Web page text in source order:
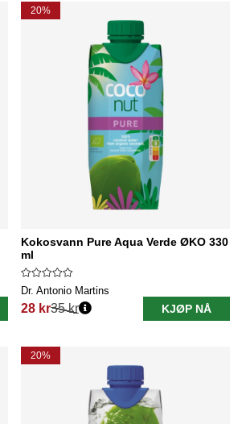
20%
Kokosvann Pure Aqua Verde ØKO 330
ml
Dr. Antonio Martins
28 kr
Vanlig pris:
35 kr KJØP NÅ
20%